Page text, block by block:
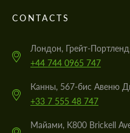
CONTACTS
Лондон, Грейт-
+44 744 0965 747
Канны, 567-бис Авеню
+33 7 555 48 747
Майами, K800 Brickell